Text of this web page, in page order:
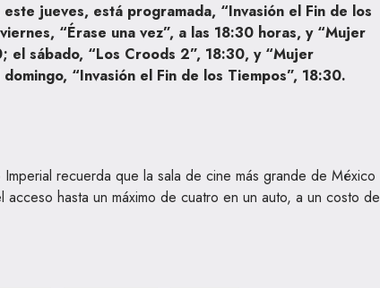
jueves, está programada, “Invasión el Fin de los
“Érase una vez”, a las 18:30 horas, y “Mujer
el sábado, “Los Croods 2”, 18:30, y “Mujer
“Invasión el Fin de los Tiempos”, 18:30.
recuerda que la sala de cine más grande de México
hasta un máximo de cuatro en un auto, a un costo de